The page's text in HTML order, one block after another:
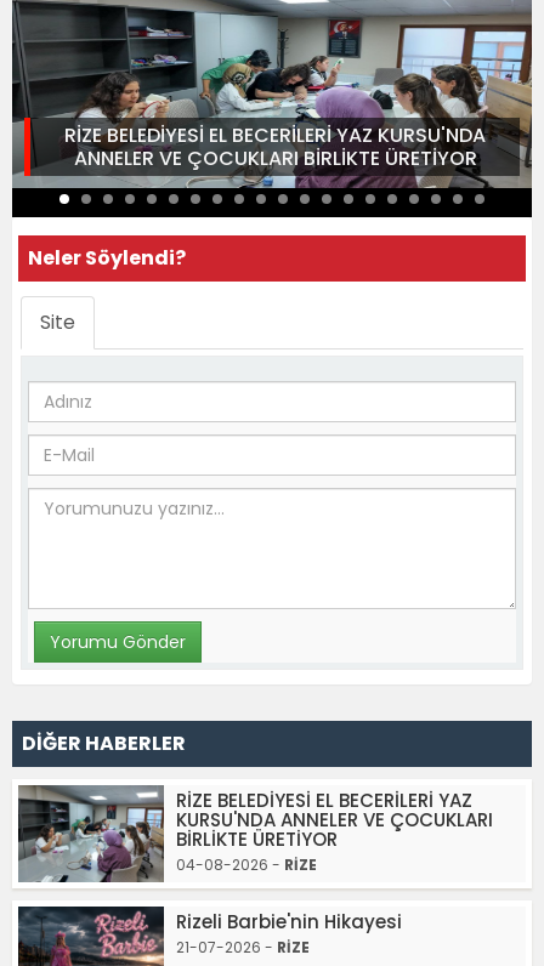
RİZE BELEDİYESİ EL BECERİLERİ YAZ KURSU'NDA
ANNELER VE ÇOCUKLARI BİRLİKTE ÜRETİYOR
Neler Söylendi?
Site
DİĞER HABERLER
RİZE BELEDİYESİ EL BECERİLERİ YAZ
KURSU'NDA ANNELER VE ÇOCUKLARI
BİRLİKTE ÜRETİYOR
04-08-2026 - RİZE
Rizeli Barbie'nin Hikayesi
21-07-2026 - RİZE